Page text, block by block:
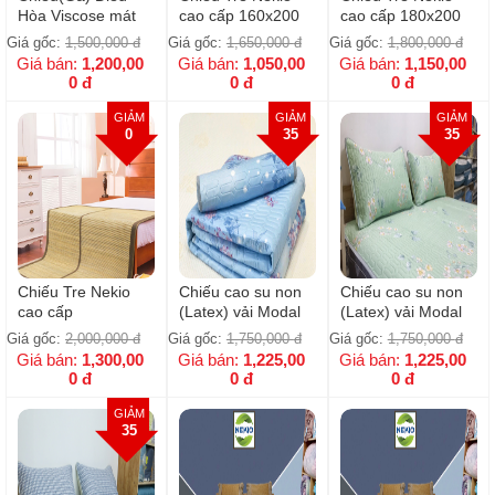
Hòa Viscose mát
Giá gốc: 1,500,000 đ
Giá bán: 1,200,00
0 đ
cao cấp 160x200
Giá gốc: 1,650,000 đ
Giá bán: 1,050,00
0 đ
cao cấp 180x200
Giá gốc:1,800,000 đ
Giá bán: 1,150,00
0 đ
GIẢM
0
Chiếu Tre Nekio
cao cấp
200x220cm
Giá gốc: 2,000,000 đ
Giá bán: 1,300,00
0 đ
GIẢM
35
Chiếu cao su non
(Latex) vải Modal
gỗ sồi Lan Rừng
Giá gốc: 1,750,000 đ
Giá bán: 1,225,00
0 đ
GIẢM
35
Chiếu cao su non
(Latex) vải Modal
gỗ sồi Xanh Non
Giá gốc:1,750,000 đ
Giá bán: 1,225,00
0 đ
GIẢM
35